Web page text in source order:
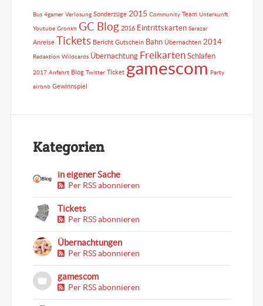
Bus 4gamer Verlosung Sonderzüge 2015 Community Team Unterkunft
Youtube Gronkh GC Blog 2016 Eintrittskarten Sarazar
Anreise Tickets Bericht Gutschein Bahn Übernachten 2014
Redaktion Wildcards Übernachtung Freikarten Schlafen
2017 Anfahrt Blog Twitter Ticket gamescom Party
airbnb Gewinnspiel
Kategorien
in eigener Sache
Per RSS abonnieren
Tickets
Per RSS abonnieren
Übernachtungen
Per RSS abonnieren
gamescom
Per RSS abonnieren